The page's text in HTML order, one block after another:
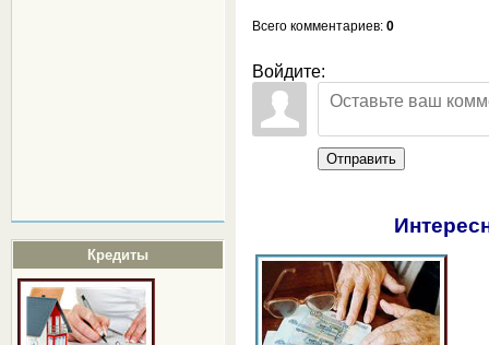
Кредиты
Всего комментариев: 0
Войдите:
Отправить